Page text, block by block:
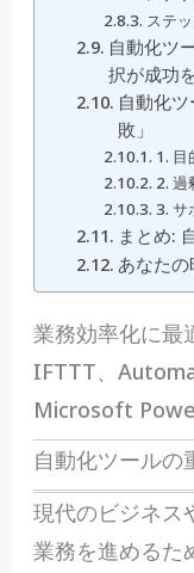
ステ
自動化ツ
択が成功
自動化
敗」
1. 目
2. 過
3. サ
まとめ:
あなた
業務効率化に最
IFTTT、
Microsoft
自動化ツールの
現代のビジネス
業務を進めるた